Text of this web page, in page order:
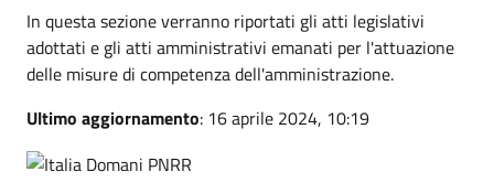
In questa sezione verranno riportati gli atti legislativi
adottati e gli atti amministrativi emanati per l'attuazione
delle misure di competenza dell'amministrazione.
Ultimo aggiornamento: 16 aprile 2024, 10:19